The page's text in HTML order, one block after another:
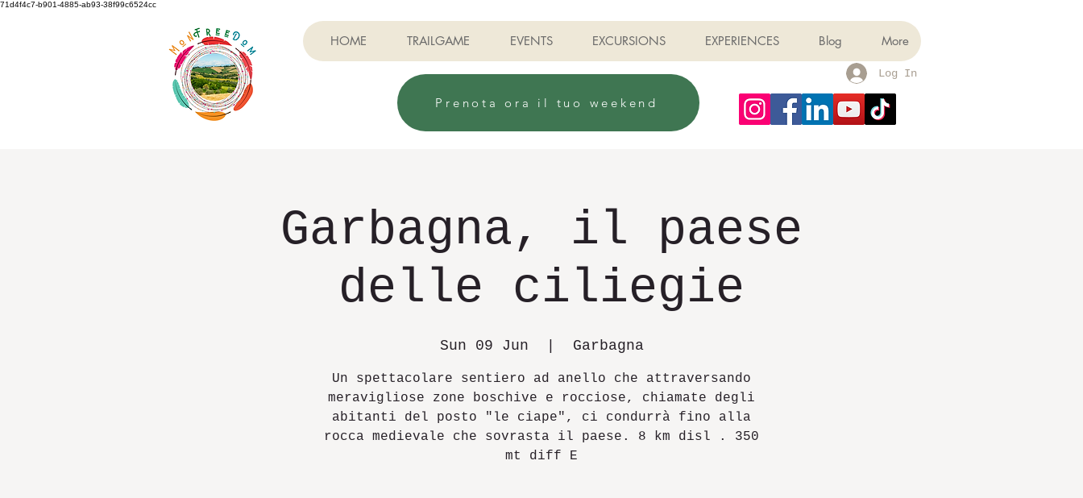
71d4f4c7-b901-4885-ab93-38f99c6524cc
HOME TRAILGAME EVENTS EXCURSIONS EXPERIENCES Blog More
Log In
Prenota ora il tuo weekend
Garbagna, il paese
delle ciliegie
Sun 09 Jun Garbagna
Un spettacolare sentiero ad anello che attraversando
meravigliose zone boschive e rocciose, chiamate degli
abitanti del posto "le ciape", ci condurrà fino alla
rocca medievale che sovrasta il paese. 8 km disl . 350
mt diff E